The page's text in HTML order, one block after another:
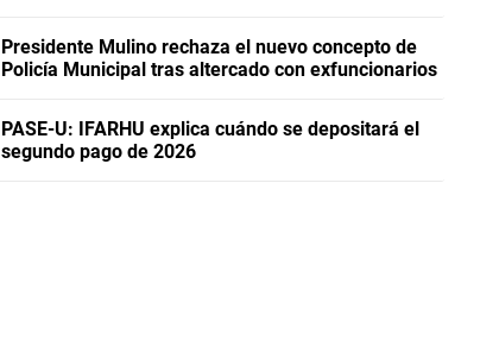
Presidente Mulino rechaza el nuevo concepto de
Policía Municipal tras altercado con exfuncionarios
PASE-U: IFARHU explica cuándo se depositará el
segundo pago de 2026